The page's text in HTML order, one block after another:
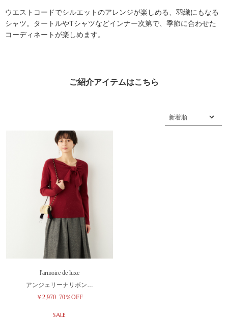
ウエストコードでシルエットのアレンジが楽しめる、羽織にもなる
シャツ。タートルやTシャツなどインナー次第で、季節に合わせた
コーディネートが楽しめます。
ご紹介アイテムはこちら
l'armoire de luxe
アンジェリーナリボン…
￥2,970 70％OFF
SALE